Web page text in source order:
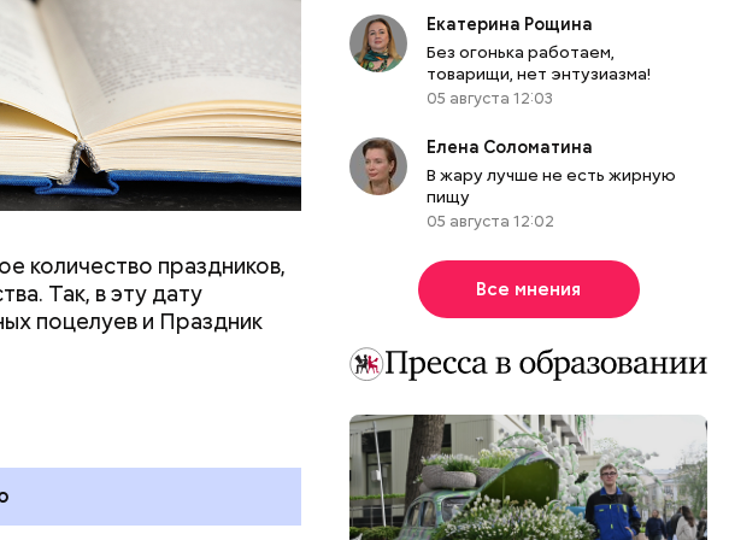
количество праздников,
Так, в эту дату
поцелуев и Праздник
Екатерина Рощина
Без огонька работаем,
товарищи, нет энтузиазма!
05 августа 12:03
Елена Соломатина
В жару лучше не есть жирную
пищу
05 августа 12:02
Все мнения